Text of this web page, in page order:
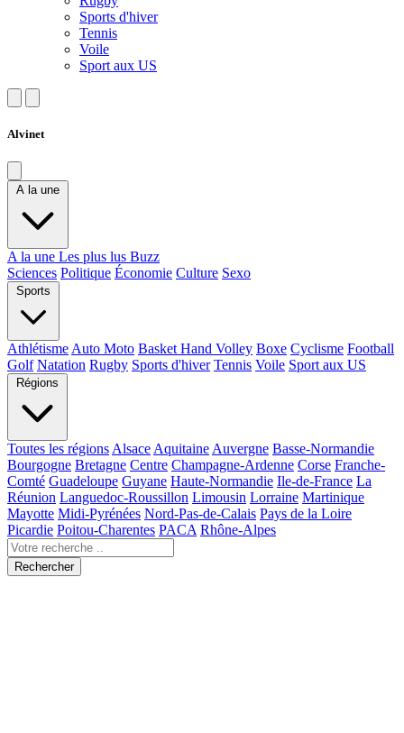
Sports d'hiver
Tennis
Voile
Sport aux US
Alvinet
A la une
A la une Les plus lus Buzz
Sciences Politique Économie Culture Sexo
Sports
Athlétisme Auto Moto Basket Hand Volley Boxe Cyclisme Football
Golf Natation Rugby Sports d'hiver Tennis Voile Sport aux US
Régions
Toutes les régions Alsace Aquitaine Auvergne Basse-Normandie
Bourgogne Bretagne Centre Champagne-Ardenne Corse Franche-
Comté Guadeloupe Guyane Haute-Normandie Ile-de-France La
Réunion Languedoc-Roussillon Limousin Lorraine Martinique
Mayotte Midi-Pyrénées Nord-Pas-de-Calais Pays de la Loire
Picardie Poitou-Charentes PACA Rhône-Alpes
Rechercher